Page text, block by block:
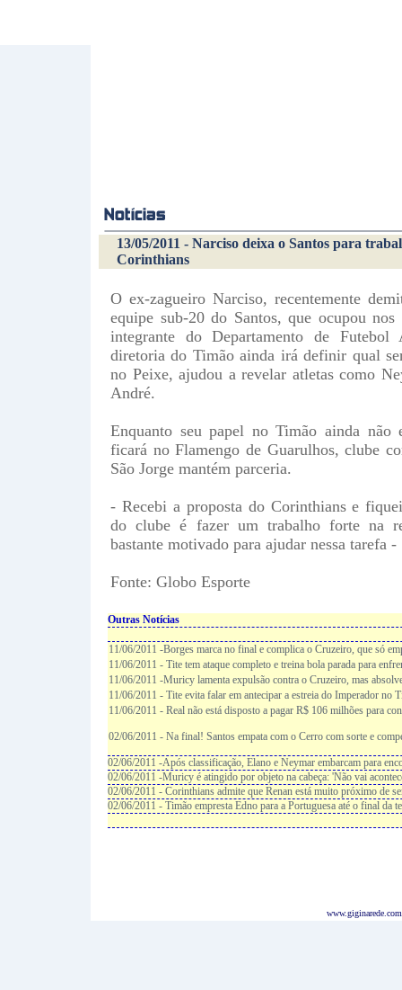
13/05/2011 - Narciso deixa o Santos para
Corinthians
O ex-zagueiro Narciso, recentemente
equipe sub-20 do Santos, que ocupou
integrante do Departamento de
diretoria do Timão ainda irá definir qual
no Peixe, ajudou a revelar atletas como
André.
Enquanto seu papel no Timão ainda não
ficará no Flamengo de Guarulhos, clube
São Jorge mantém parceria.
- Recebi a proposta do Corinthians e
do clube é fazer um trabalho forte na
bastante motivado para ajudar nessa tarefa -
Fonte: Globo Esporte
Outras Notícias
11/06/2011 -Borges marca no final e complica o Cruzeiro, que só
11/06/2011 - Tite tem ataque completo e treina bola parada para
11/06/2011 -Muricy lamenta expulsão contra o Cruzeiro, mas
11/06/2011 - Tite evita falar em antecipar a estreia do Imperador no
11/06/2011 - Real não está disposto a pagar R$ 106 milhões para
02/06/2011 - Na final! Santos empata com o Cerro com sorte e
02/06/2011 -Após classificação, Elano e Neymar embarcam para
02/06/2011 -Muricy é atingido por objeto na cabeça: 'Não vai
02/06/2011 - Corinthians admite que Renan está muito próximo de
02/06/2011 - Timão empresta Edno para a Portuguesa até o final da